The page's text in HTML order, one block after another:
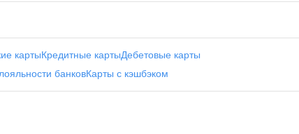
картыКредитные картыДебетовые карты
банковКарты с кэшбэком